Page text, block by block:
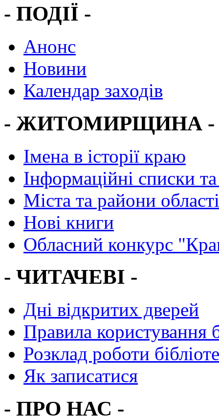
- ПОДІЇ -
Анонс
Новини
Календар заходів
- ЖИТОМИРЩИНА -
Імена в історії краю
Інформаційні списки
Міста та райони області
Нові книги
Обласний конкурс
- ЧИТАЧЕВІ -
Дні відкритих дверей
Правила користування
Розклад роботи
Як записатися
- ПРО НАС -